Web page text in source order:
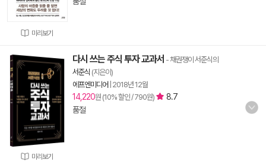
미리보기
미리보기
다시 쓰는 주식 투자 교과서 - 채권쟁이 서준식의
서준식 (지은이)
에프엔미디어 2018년 12월
14,220원 (10% 할인 / 790원)
8.7
품절